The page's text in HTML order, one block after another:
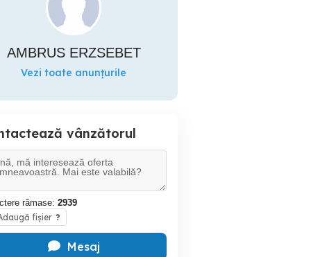
AMBRUS ERZSEBET
Vezi toate anunțurile
vânzătorul
rămase: 2939
fișier ?
Mesaj